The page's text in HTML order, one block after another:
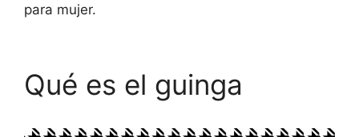
para mujer.
Qué es el guinga